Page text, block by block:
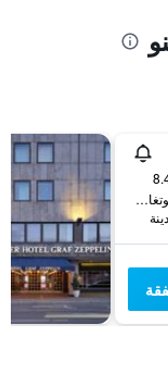
Willy-Brandt-Str. 30, شتوتغارت, بادن - فورتمبيرغ, ألمانيا